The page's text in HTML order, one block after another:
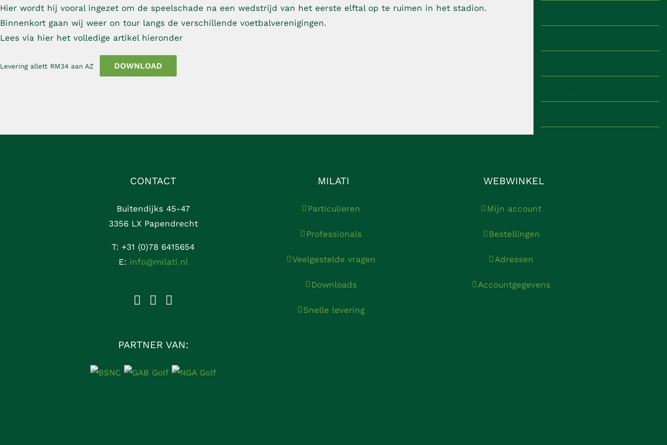
Hier wordt hij vooral ingezet om de speelschade na een wedstrijd van het eerste elftal op te ruimen in het stadion.
Binnenkort gaan wij weer on tour langs de verschillende voetbalverenigingen.
Lees via hier het volledige artikel hieronder
Levering allett RM34 aan AZ DOWNLOAD
CONTACT
Buitendijks 45-47
3356 LX Papendrecht
T: +31 (0)78 6415654
E: info@milati.nl
PARTNER VAN:
MILATI
Particulieren
Professionals
Veelgestelde vragen
Downloads
Snelle levering
WEBWINKEL
Mijn account
Bestellingen
Adressen
Accountgegevens